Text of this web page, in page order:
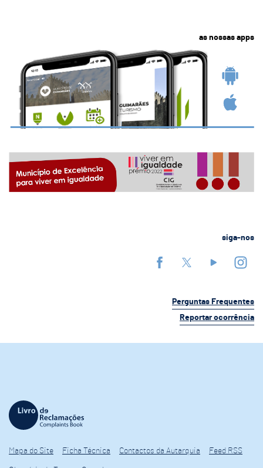
as nossas apps
siga-nos
Perguntas Frequentes
Reportar ocorrência
Mapa do Site Ficha Técnica Contactos da Autarquia Feed RSS